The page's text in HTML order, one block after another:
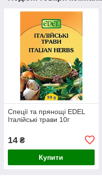
Спеції та прянощі EDEL
Італійські трави 10г
14 ₴
Купити